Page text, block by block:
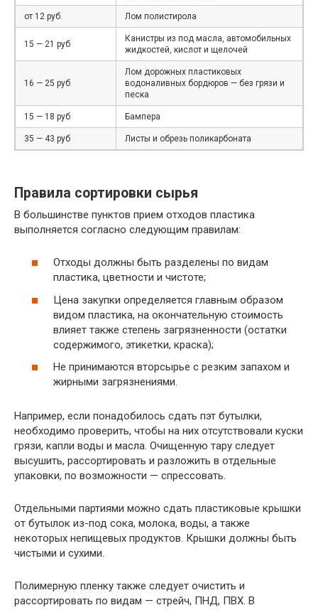
от 12 руб. Лом полистирола
15 — 21 руб
Канистры из под масла, автомобильных
жидкостей, кислот и щелочей
16 — 25 руб
Лом дорожных пластиковых
водоналивных бордюров — без грязи и
песка
15 — 18 руб Бампера
35 — 43 руб Листы и обрезь поликарбоната
Правила сортировки сырья
В большинстве пунктов прием отходов пластика
выполняется согласно следующим правилам:
Отходы должны быть разделены по видам
пластика, цветности и чистоте;
Цена закупки определяется главным образом
видом пластика, на окончательную стоимость
влияет также степень загрязненности (остатки
содержимого, этикетки, краска);
Не принимаются вторсырье с резким запахом и
жирными загрязнениями.
Например, если понадобилось сдать пэт бутылки,
необходимо проверить, чтобы на них отсутствовали куски
грязи, капли воды и масла. Очищенную тару следует
высушить, рассортировать и разложить в отдельные
упаковки, по возможности — спрессовать.
Отдельными партиями можно сдать пластиковые крышки
от бутылок из-под сока, молока, воды, а также
некоторых непищевых продуктов. Крышки должны быть
чистыми и сухими.
Полимерную пленку также следует очистить и
рассортировать по видам — стрейч, ПНД, ПВХ. В